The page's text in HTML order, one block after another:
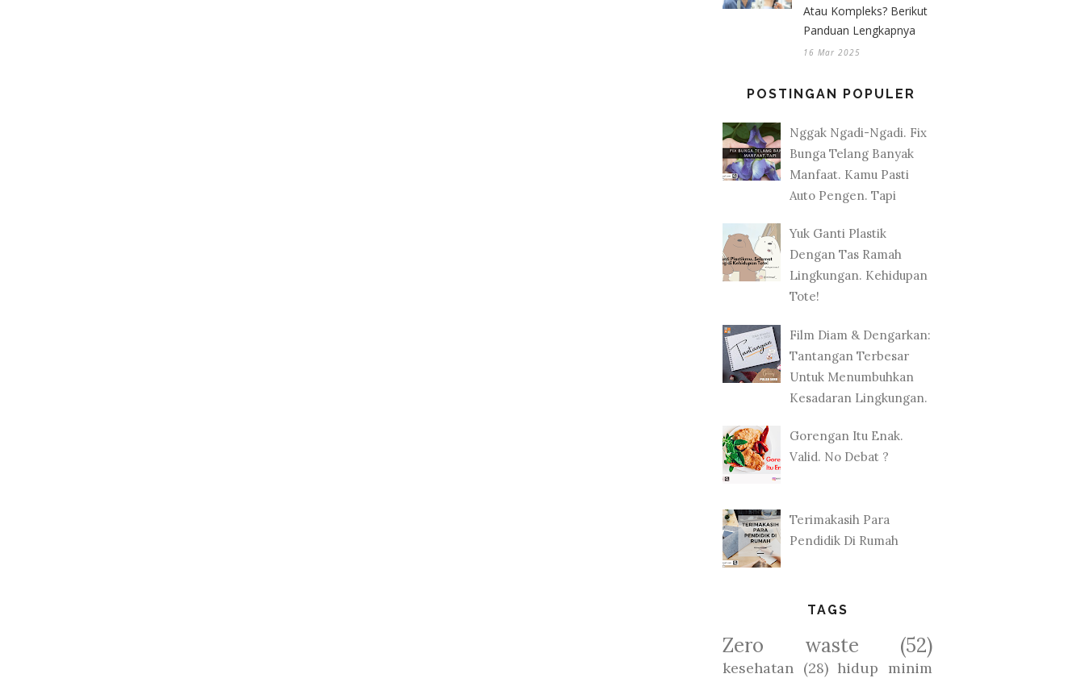
Atau Kompleks? Berikut
Panduan Lengkapnya
16 Mar 2025
POSTINGAN POPULER
Nggak Ngadi-Ngadi. Fix
Bunga Telang Banyak
Manfaat. Kamu Pasti
Auto Pengen. Tapi
Yuk Ganti Plastik
Dengan Tas Ramah
Lingkungan. Kehidupan
Tote!
Film Diam & Dengarkan:
Tantangan Terbesar
Untuk Menumbuhkan
Kesadaran Lingkungan.
Gorengan Itu Enak.
Valid. No Debat ?
Terimakasih Para
Pendidik Di Rumah
TAGS
Zero waste (52)
kesehatan (28) hidup minim